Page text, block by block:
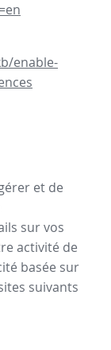
enable-
et de
sur vos
activité de
basée sur
suivants